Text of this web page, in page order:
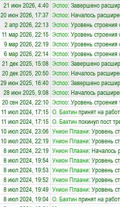
21 июн 2026, 4:40 Эспоо: Завершено
20 июн 2026, 17:37 Эспоо: Началось
2 апр 2026, 22:13 Эспоо: Уровень строения
11 мар 2026, 22:15 Эспоо: Уровень строения
9 мар 2026, 22:19 Эспоо: Уровень
6 мар 2026, 22:14 Эспоо: Уровень
21 дек 2025, 15:08 Эспоо: Завершено
20 дек 2025, 20:50 Эспоо: Началось
29 июн 2025, 16:40 Эспоо: Завершено
28 июн 2025, 9:08 Эспоо: Началось
20 сен 2024, 22:10 Эспоо: Уровень
11 июл 2024, 17:15 О. Бахтинпринят на
11 июл 2024, 17:15 О. Бахтинпокинул пост
10 июл 2024, 23:06 Унион Плаани: Уровень
10 июл 2024, 22:19 Унион Плаани: Уровень
8 июл 2024, 22:19 Унион Плаани: Началось
8 июл 2024, 19:54 Унион Плаани: Уровень
8 июл 2024, 19:53 Унион Плаани: Уровень
8 июл 2024, 19:52 Унион Плаани: Уровень
8 июл 2024, 19:49 Унион Плаани: Уровень
8 июл 2024, 19:04 О. Бахтинпринят на